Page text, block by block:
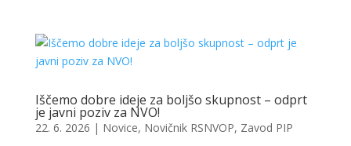
Iščemo dobre ideje za boljšo skupnost – odprt
je javni poziv za NVO!
22. 6. 2026 | Novice, Novičnik RSNVOP, Zavod PIP